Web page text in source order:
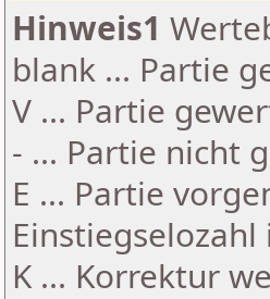
Hinweis1
blank ... Partie
V ... Partie
- ... Partie nicht
E ... Partie
K ... Korrektur